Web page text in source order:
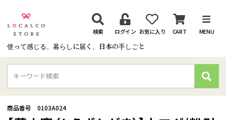
使って感じる、暮らしに届く、日本の手しごと
検索 ログイン お気に入り CART MENU
検
索
商品番号 0103A024